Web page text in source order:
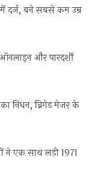
दर्ज, बने सबसे कम उम्र
और पारदर्शी
निधन, ब्रिगेड मेजर के
ने एक साथ लड़ी 1971